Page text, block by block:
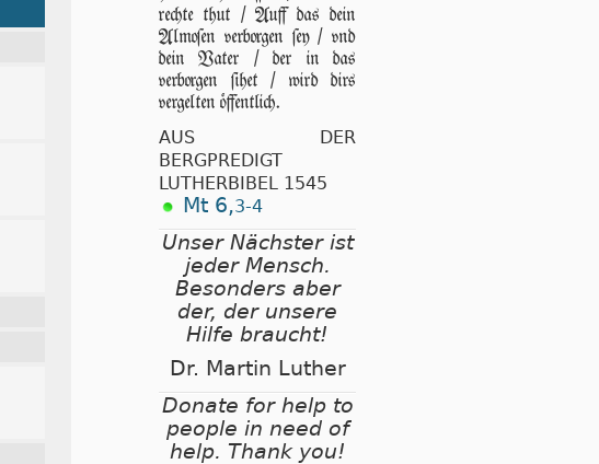
rechte thut / Auff das dein
Almoſen verborgen ſey / vnd
dein Vater / der in das
verborgen ſihet / wird dirs
vergelten öffentlich.
AUS DER
BERGPREDIGT
LUTHERBIBEL 1545
Mt 6,3-4
Unser Nächster ist
jeder Mensch.
Besonders aber
der, der unsere
Hilfe braucht!
Dr. Martin Luther
Donate for help to
people in need of
help. Thank you!